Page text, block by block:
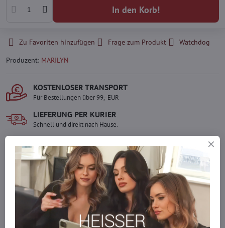
In den Korb!
Zu Favoriten hinzufügen Frage zum Produkt
Watchdog
Produzent: MARILYN
KOSTENLOSER TRANSPORT
Für Bestellungen über 99,- EUR
LIEFERUNG PER KURIER
Schnell und direkt nach Hause.
Gesicherte Online-Zahlungen
Ware auf Lager
Wir versenden sofort
Werden Sie Teil von everlady
Werden Sie Teil von everlady und genießen Sie einen5 %
Mitgliedervorteil
bei jedem Einkauf.
Der Vorteil wird automatisch im Warenkorb angewendet.